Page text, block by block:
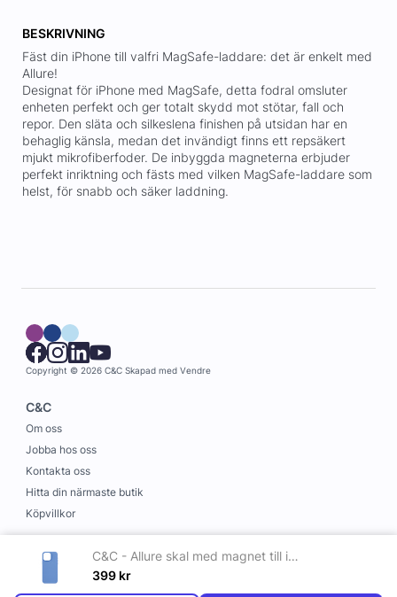
C&C - Allure skal med magnet till iPhone 16 Pro Max Indigo
399 kr
BESKRIVNING
Fäst din iPhone till valfri MagSafe-laddare: det är enkelt med
Allure!
Designat för iPhone med MagSafe, detta fodral omsluter
enheten perfekt och ger totalt skydd mot stötar, fall och
repor. Den släta och silkeslena finishen på utsidan har en
behaglig känsla, medan det invändigt finns ett repsäkert
mjukt mikrofiberfoder. De inbyggda magneterna erbjuder
perfekt inriktning och fästs med vilken MagSafe-laddare som
helst, för snabb och säker laddning.
Copyright © 2026 C&C Skapad med Vendre
C&C
Om oss
Jobba hos oss
Kontakta oss
Hitta din närmaste butik
Köpvillkor
Information
Leverans och betalning